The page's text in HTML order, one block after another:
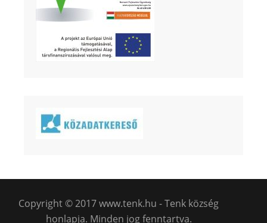
Copyright © 2017 www.tenk.hu - Tenk község
honlapja. Minden jog fenntartva.